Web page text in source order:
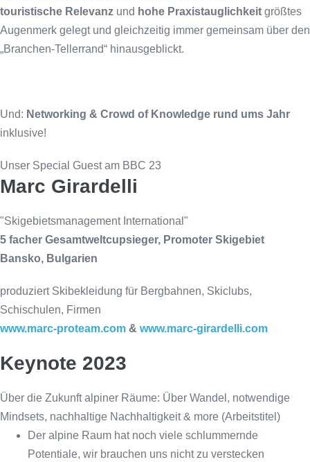
touristische Relevanz und hohe Praxistauglichkeit größtes
Augenmerk gelegt und gleichzeitig immer gemeinsam über den
„Branchen-Tellerrand“ hinausgeblickt.
Und: Networking & Crowd of Knowledge rund ums Jahr
inklusive!
Unser Special Guest am BBC 23
Marc Girardelli
"Skigebietsmanagement International"
5 facher Gesamtweltcupsieger, Promoter Skigebiet
Bansko, Bulgarien
produziert Skibekleidung für Bergbahnen, Skiclubs,
Schischulen, Firmen
www.marc-proteam.com & www.marc-girardelli.com
Keynote 2023
Über die Zukunft alpiner Räume: Über Wandel, notwendige
Mindsets, nachhaltige Nachhaltigkeit & more (Arbeitstitel)
Der alpine Raum hat noch viele schlummernde
Potentiale, wir brauchen uns nicht zu verstecken